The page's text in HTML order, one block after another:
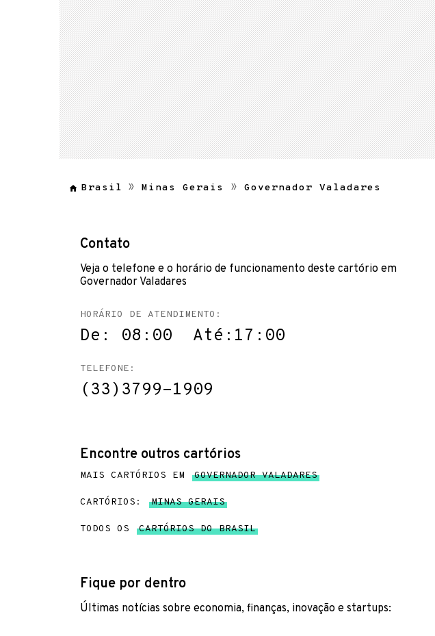
Brasil Minas Gerais Governador Valadares
Contato
Veja o telefone e o horário de funcionamento deste cartório em
Governador Valadares
HORÁRIO DE ATENDIMENTO:
De: 08:00 Até:17:00
TELEFONE:
(33)3799-1909
Encontre outros cartórios
MAIS CARTÓRIOS EM GOVERNADOR VALADARES
CARTÓRIOS: MINAS GERAIS
TODOS OS CARTÓRIOS DO BRASIL
Fique por dentro
Últimas notícias sobre economia, finanças, inovação e startups: